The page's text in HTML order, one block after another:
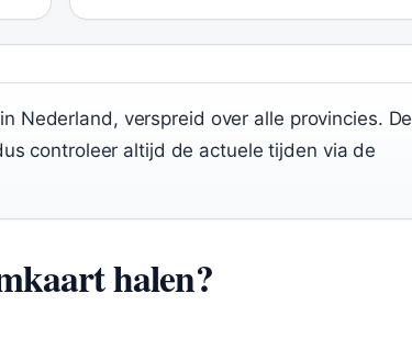
Nederland, verspreid over alle provincies. De
controleer altijd de actuele tijden via de
halen?